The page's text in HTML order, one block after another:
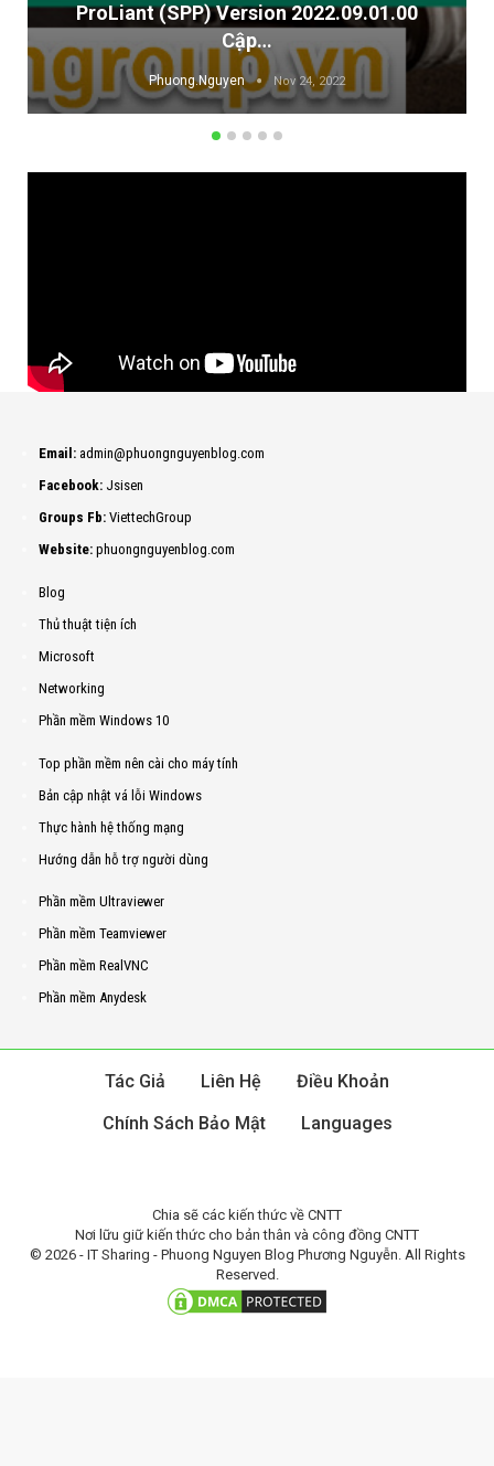
ProLiant (SPP) Version 2022.09.01.00
Cập…
Phuong.Nguyen Nov 24, 2022
Email: admin@phuongnguyenblog.com
Facebook: Jsisen
Groups Fb: ViettechGroup
Website: phuongnguyenblog.com
Blog
Thủ thuật tiện ích
Microsoft
Networking
Phần mềm Windows 10
Top phần mềm nên cài cho máy tính
Bản cập nhật vá lỗi Windows
Thực hành hệ thống mạng
Hướng dẫn hỗ trợ người dùng
Phần mềm Ultraviewer
Phần mềm Teamviewer
Phần mềm RealVNC
Phần mềm Anydesk
Tác Giả Liên Hệ
Điều Khoản
Chính Sách Bảo Mật
Languages
Chia sẽ các kiến thức về CNTT
Nơi lữu giữ kiến thức cho bản thân và công đồng CNTT
© 2026 - IT Sharing - Phuong Nguyen Blog Phương Nguyễn. All Rights
Reserved.